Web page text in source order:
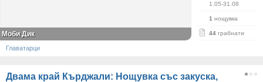
1.05-31.08
1 нощувка
44 грабнати
Моби Дик
Главатарци
Двама край Кърджали: Нощувка със закуска,